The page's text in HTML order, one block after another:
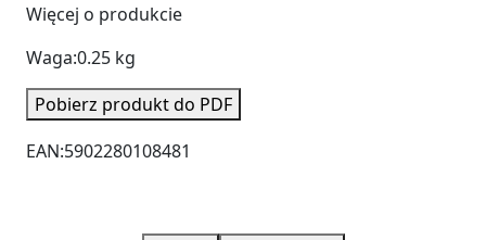
Więcej o produkcie
Waga:0.25 kg
Pobierz produkt do PDF
EAN:5902280108481